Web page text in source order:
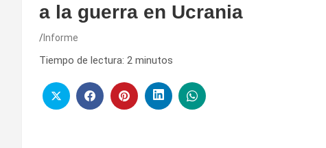
a la guerra en Ucrania
Informe
Tiempo de lectura: 2 minutos